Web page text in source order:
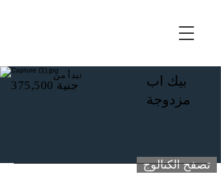
تبدأ من
375,500
بيك اب
مزدوجة
تصفح الكتالوج